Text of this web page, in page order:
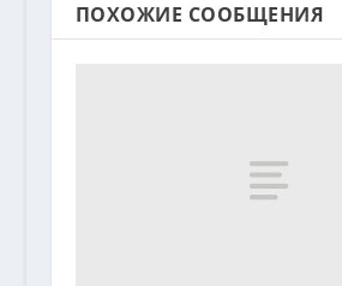
ПОХОЖИЕ СООБЩЕНИЯ